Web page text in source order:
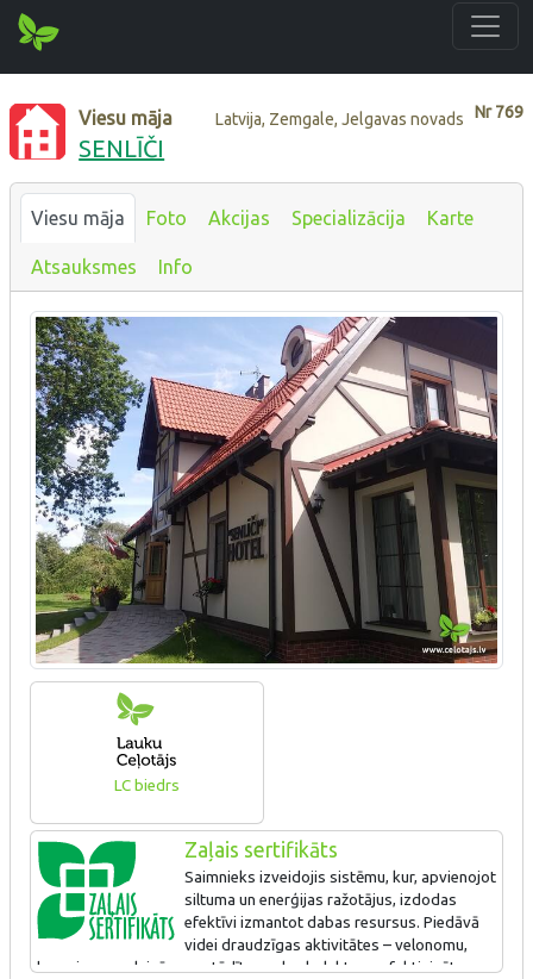
Nr769
Viesu māja Latvija, Zemgale, Jelgavas novads
SENLĪČI
Viesu māja Foto Akcijas Specializācija Karte
Atsauksmes Info
LC biedrs
Zaļais sertifikāts
Saimnieks izveidojis sistēmu, kur, apvienojot
siltuma un enerģijas ražotājus, izdodas
efektīvi izmantot dabas resursus. Piedāvā
videi draudzīgas aktivitātes – velonomu,
braucienus ar laivām, uzstādīts saules kolektors, efektivizēta